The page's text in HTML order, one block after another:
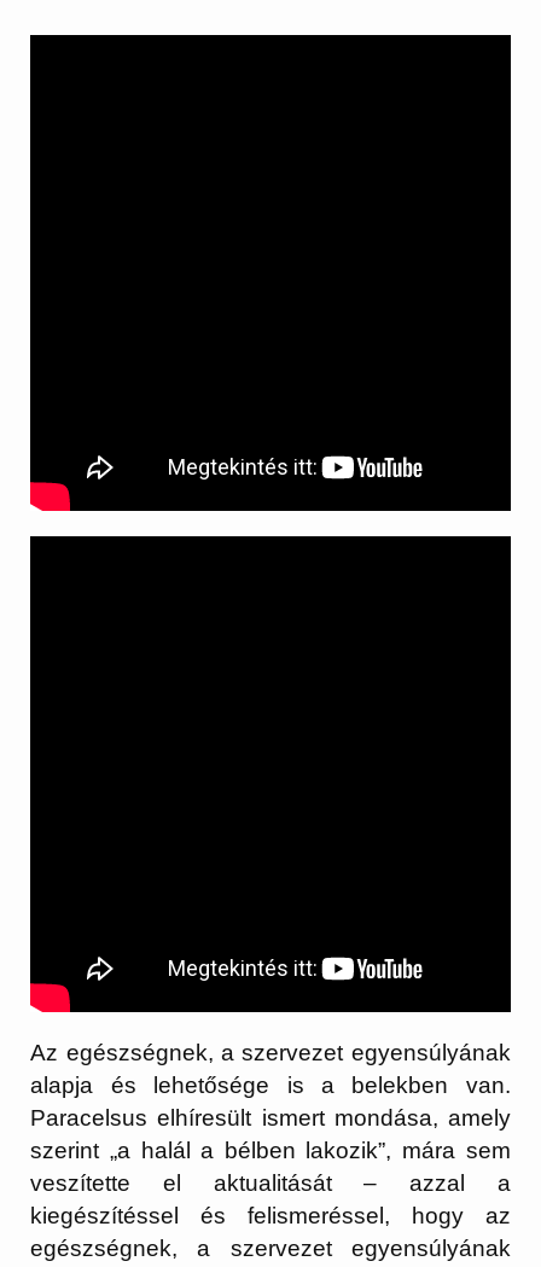
Az egészségnek, a szervezet egyensúlyának
alapja és lehetősége is a belekben van.
Paracelsus elhíresült ismert mondása, amely
szerint „a halál a bélben lakozik”, mára sem
veszítette el aktualitását – azzal a
kiegészítéssel és felismeréssel, hogy az
egészségnek, a szervezet egyensúlyának